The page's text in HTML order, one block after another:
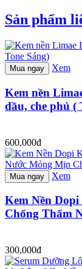
Sản phẩm
Mua ngay Xem
Kem nền
dầu, che phủ (
600,000đ
Mua ngay Xem
Kem Nền
Chống Thấm
300,000đ